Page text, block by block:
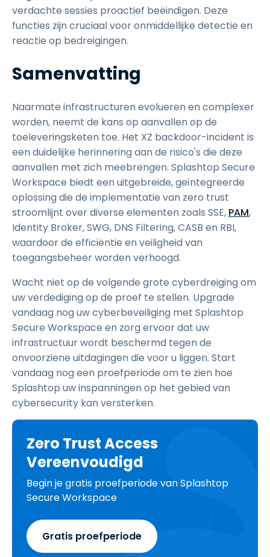
verdachte sessies proactief beëindigen. Deze
functies zijn cruciaal voor onmiddellijke detectie en
reactie op bedreigingen.
Samenvatting
Naarmate infrastructuren evolueren en complexer
worden, neemt de kans op aanvallen op de
toeleveringsketen toe. Het XZ backdoor-incident is
een duidelijke herinnering aan de risico's die deze
aanvallen met zich meebrengen. Splashtop Secure
Workspace biedt een uitgebreide, geïntegreerde
oplossing die de implementatie van zero trust
stroomlijnt over diverse elementen zoals SSE, PAM,
Identity Broker, SWG, DNS Filtering, CASB en RBI,
waardoor de efficiëntie en veiligheid van
toegangsbeheer worden verhoogd.
Wacht niet op de volgende grote cyberdreiging om
uw verdediging op de proef te stellen. Upgrade
vandaag nog uw cyberbeveiliging met Splashtop
Secure Workspace en zorg ervoor dat uw
infrastructuur wordt beschermd tegen de
onvoorziene uitdagingen die voor u liggen. Start
vandaag nog een proefperiode om te zien hoe
Splashtop uw inspanningen op het gebied van
cybersecurity kan versterken.
Zero Trust Access
Vereenvoudigd
Begin je gratis proefperiode van Splashtop
Secure Workspace
Gratis proefperiode